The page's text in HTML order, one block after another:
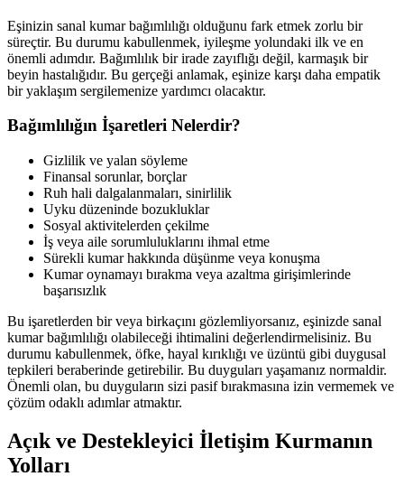
Eşinizin sanal kumar bağımlılığı olduğunu fark etmek zorlu bir
süreçtir. Bu durumu kabullenmek, iyileşme yolundaki ilk ve en
önemli adımdır. Bağımlılık bir irade zayıflığı değil, karmaşık bir
beyin hastalığıdır. Bu gerçeği anlamak, eşinize karşı daha empatik
bir yaklaşım sergilemenize yardımcı olacaktır.
Bağımlılığın İşaretleri Nelerdir?
Gizlilik ve yalan söyleme
Finansal sorunlar, borçlar
Ruh hali dalgalanmaları, sinirlilik
Uyku düzeninde bozukluklar
Sosyal aktivitelerden çekilme
İş veya aile sorumluluklarını ihmal etme
Sürekli kumar hakkında düşünme veya konuşma
Kumar oynamayı bırakma veya azaltma girişimlerinde
başarısızlık
Bu işaretlerden bir veya birkaçını gözlemliyorsanız, eşinizde sanal
kumar bağımlılığı olabileceği ihtimalini değerlendirmelisiniz. Bu
durumu kabullenmek, öfke, hayal kırıklığı ve üzüntü gibi duygusal
tepkileri beraberinde getirebilir. Bu duyguları yaşamanız normaldir.
Önemli olan, bu duyguların sizi pasif bırakmasına izin vermemek ve
çözüm odaklı adımlar atmaktır.
Açık ve Destekleyici İletişim Kurmanın
Yolları